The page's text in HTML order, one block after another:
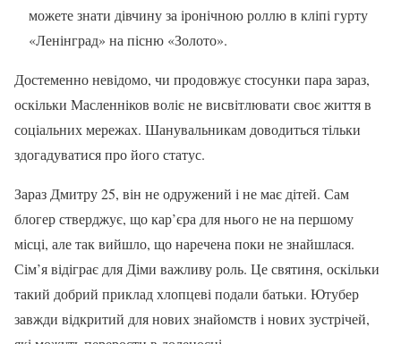
можете знати дівчину за іронічною роллю в кліпі гурту
«Ленінград» на пісню «Золото».
Достеменно невідомо, чи продовжує стосунки пара зараз,
оскільки Масленніков воліє не висвітлювати своє життя в
соціальних мережах. Шанувальникам доводиться тільки
здогадуватися про його статус.
Зараз Дмитру 25, він не одружений і не має дітей. Сам
блогер стверджує, що кар’єра для нього не на першому
місці, але так вийшло, що наречена поки не знайшлася.
Сім’я відіграє для Діми важливу роль. Це святиня, оскільки
такий добрий приклад хлопцеві подали батьки. Ютубер
завжди відкритий для нових знайомств і нових зустрічей,